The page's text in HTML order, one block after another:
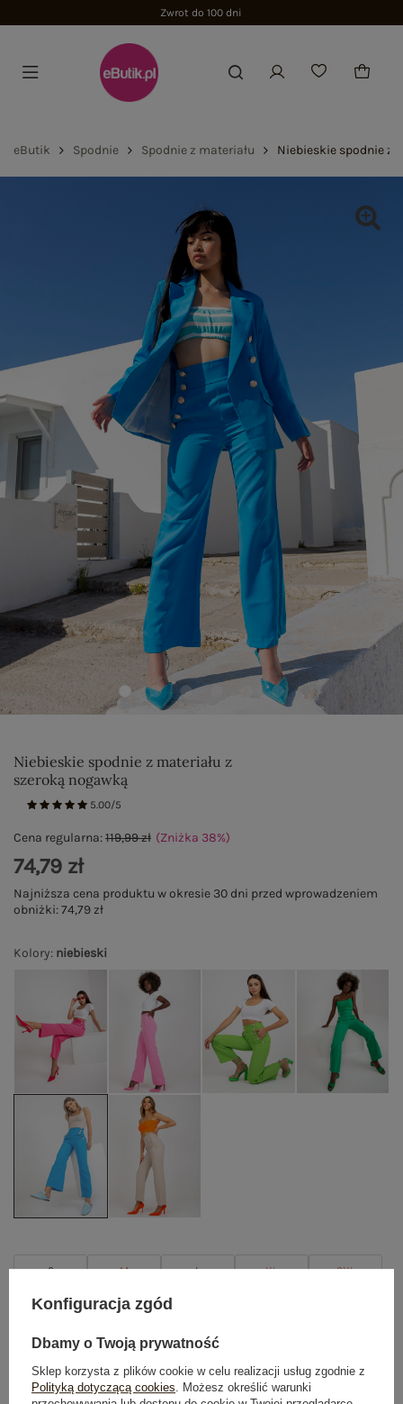
Zwrot do 100 dni
eButik Spodnie Spodnie z materiału Niebieskie spodnie z
Niebieskie spodnie z materiału z
szeroką nogawką
5.00/5
Kolory: niebieski
S M L XL 2XL
TABELA ROZMIARÓW
Cena regularna:119,99 zł (Zniżka 38%)
74,79 zł
Najniższa cena produktu w okresie 30 dni przed wprowadzeniem
obniżki:74,79 zł
Konfiguracja zgód
Dbamy o Twoją prywatność
Sklep korzysta z plików cookie w celu realizacji usług zgodnie z
Polityką dotyczącą cookies. Możesz określić warunki